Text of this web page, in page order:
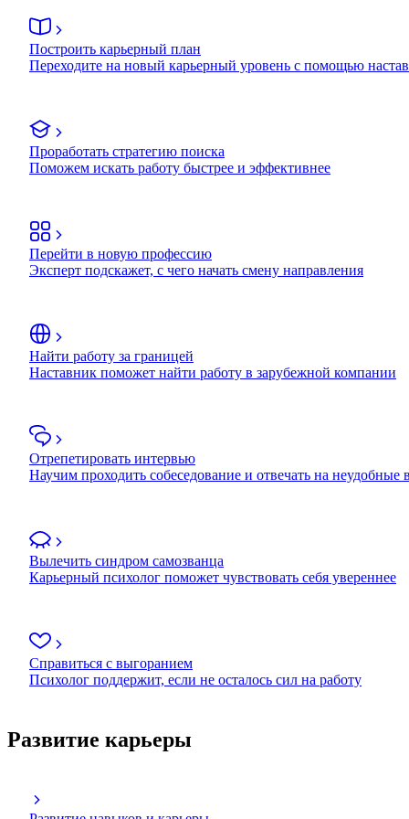
Построить карьерный план
Переходите на новый карьерный уровень с помощью
Проработать стратегию поиска
Поможем искать работу быстрее и эффективнее
Перейти в новую профессию
Эксперт подскажет, с чего начать смену направления
Найти работу за границей
Наставник поможет найти работу в зарубежной компании
Отрепетировать интервью
Научим проходить собеседование и отвечать на неудобные
Вылечить синдром самозванца
Карьерный психолог поможет чувствовать себя увереннее
Справиться с выгоранием
Психолог поддержит, если не осталось сил на работу
Развитие карьеры